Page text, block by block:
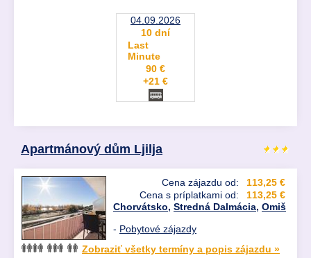
04.09.2026
10 dní
Last
Minute
90 €
+21 €
Apartmánový dům Ljilja
Cena zájazdu od:
113,25 €
Cena s príplatkami od:
113,25 €
Chorvátsko, Stredná Dalmácia, Omiš
- Pobytové zájazdy
Zobraziť všetky termíny a popis zájazdu »